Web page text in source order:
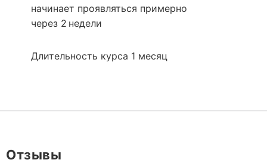
начинает проявляться примерно
через 2 недели
Длительность курса 1 месяц
Отзывы